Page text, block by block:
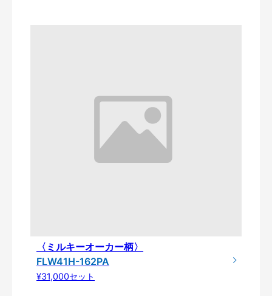
〈ミルキーオーカー柄〉
FLW41H-162PA
¥31,000セット